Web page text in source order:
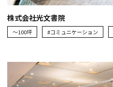
株式会社光文書院
～100坪 #コミュニケーション